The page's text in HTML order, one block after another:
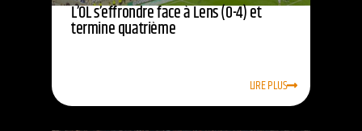
L’OL s’effrondre face à Lens (0-4) et
termine quatrième
LIRE PLUS